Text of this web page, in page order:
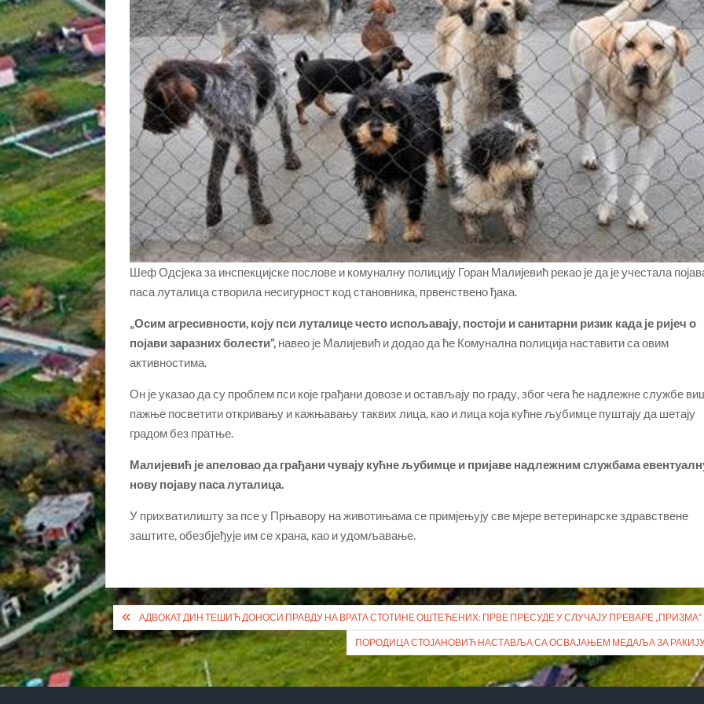
Шеф Одсјека за инспекцијске послове и комуналну полицију Горан Малијевић рекао је да је учестала
паса луталица створила несигурност код становника, првенствено ђака.
„Осим агресивности, коју пси луталице често испољавају, постоји и санитарни ризик када је ријеч о
појави заразних болести“, навео је Малијевић и додао да ће Комунална полиција наставити са овим
активностима.
Он је указао да су проблем пси које грађани довозе и остављају по граду, због чега ће надлежне службе
пажње посветити откривању и кажњавању таквих лица, као и лица која кућне љубимце пуштају да шетају
градом без пратње.
Малијевић је апеловао да грађани чувају кућне љубимце и пријаве надлежним службама
нову појаву паса луталица.
У прихватилишту за псе у Прњавору на животињама се примјењују све мјере ветеринарске здравствене
заштите, обезбјеђује им се храна, као и удомљавање.
Кретање
чланка
АДВОКАТ ДИН ТЕШИЋ ДОНОСИ ПРАВДУ НА ВРАТА СТОТИНЕ ОШТЕЋЕНИХ: ПРВЕ ПРЕСУДЕ У СЛУЧАЈУ ПРЕВАРЕ „ПРИЗМА“
ПОРОДИЦА СТОЈАНОВИЋ НАСТАВЉА СА ОСВАЈАЊЕМ МЕДАЉА ЗА